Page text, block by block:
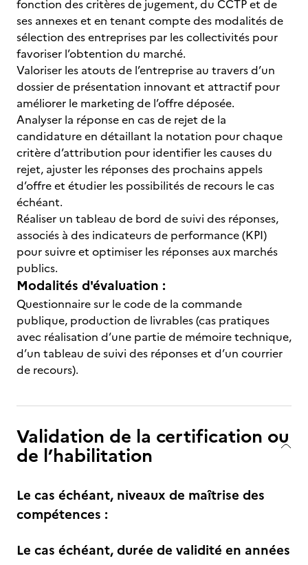
fonction des critères de jugement, du CCTP et de
ses annexes et en tenant compte des modalités de
sélection des entreprises par les collectivités pour
favoriser l’obtention du marché.
Valoriser les atouts de l’entreprise au travers d’un
dossier de présentation innovant et attractif pour
améliorer le marketing de l’offre déposée.
Analyser la réponse en cas de rejet de la
candidature en détaillant la notation pour chaque
critère d’attribution pour identifier les causes du
rejet, ajuster les réponses des prochains appels
d’offre et étudier les possibilités de recours le cas
échéant.
Réaliser un tableau de bord de suivi des réponses,
associés à des indicateurs de performance (KPI)
pour suivre et optimiser les réponses aux marchés
publics.
Modalités d'évaluation :
Questionnaire sur le code de la commande
publique, production de livrables (cas pratiques
avec réalisation d’une partie de mémoire technique,
d’un tableau de suivi des réponses et d’un courrier
de recours).
Validation de la certification ou
de l’habilitation
Le cas échéant, niveaux de maîtrise des
compétences :
Le cas échéant, durée de validité en années